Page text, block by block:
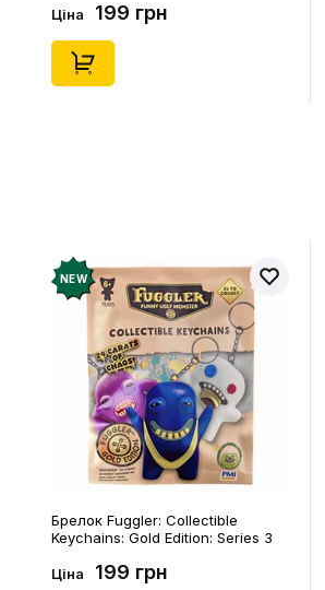
Ціна 199 грн
NEW
Брелок Fuggler: Collectible
Keychains: Gold Edition: Series 3
Ціна 199 грн